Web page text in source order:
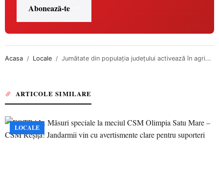
Abonează-te
Acasa Locale Jumătate din populaţia judeţului activează în agri...
ARTICOLE SIMILARE
LOCALE